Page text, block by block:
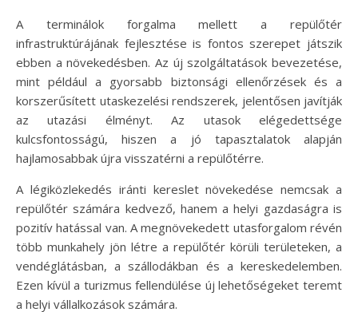
A terminálok forgalma mellett a repülőtér
infrastruktúrájának fejlesztése is fontos szerepet játszik
ebben a növekedésben. Az új szolgáltatások bevezetése,
mint például a gyorsabb biztonsági ellenőrzések és a
korszerűsített utaskezelési rendszerek, jelentősen javítják
az utazási élményt. Az utasok elégedettsége
kulcsfontosságú, hiszen a jó tapasztalatok alapján
hajlamosabbak újra visszatérni a repülőtérre.
A légiközlekedés iránti kereslet növekedése nemcsak a
repülőtér számára kedvező, hanem a helyi gazdaságra is
pozitív hatással van. A megnövekedett utasforgalom révén
több munkahely jön létre a repülőtér körüli területeken, a
vendéglátásban, a szállodákban és a kereskedelemben.
Ezen kívül a turizmus fellendülése új lehetőségeket teremt
a helyi vállalkozások számára.